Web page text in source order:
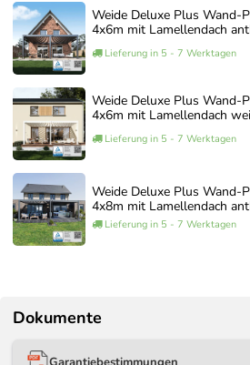
Aufbauservice –
anfordern – 0€
Weide Deluxe Plus Wand-
4x6m mit Lamellendach
Lieferung in 5 - 7 Werktagen
Weide Deluxe Plus Wand-
4x6m mit Lamellendach
Lieferung in 5 - 7 Werktagen
Weide Deluxe Plus Wand-
4x8m mit Lamellendach
Lieferung in 5 - 7 Werktagen
Dokumente